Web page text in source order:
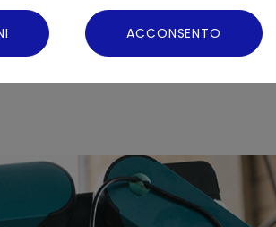
ambiti di ricerca che
ACCONSENTO